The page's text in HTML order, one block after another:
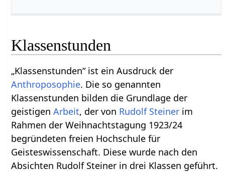
Klassenstunden
„Klassenstunden“ ist ein Ausdruck der
Anthroposophie. Die so genannten
Klassenstunden bilden die Grundlage der
geistigenArbeit, der von Rudolf Steiner im
Rahmen der Weihnachtstagung 1923/24
begründeten freien Hochschule für
Geisteswissenschaft. Diese wurde nach den
Absichten Rudolf Steiner in drei Klassen geführt.